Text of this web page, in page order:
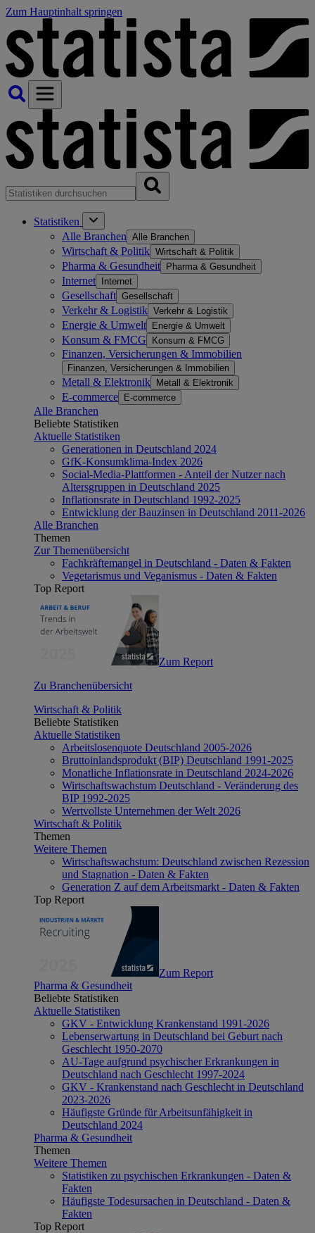
Zum Hauptinhalt springen
Statistiken
Alle Branchen Alle Branchen
Wirtschaft & Politik Wirtschaft & Politik
Pharma & Gesundheit Pharma & Gesundheit
Internet Internet
Gesellschaft Gesellschaft
Verkehr & Logistik Verkehr & Logistik
Energie & Umwelt Energie & Umwelt
Konsum & FMCG Konsum & FMCG
Finanzen, Versicherungen & Immobilien
Finanzen, Versicherungen & Immobilien
Metall & Elektronik Metall & Elektronik
E-commerce E-commerce
Alle Branchen
Beliebte Statistiken
Aktuelle Statistiken
Generationen in Deutschland 2024
GfK-Konsumklima-Index 2026
Social-Media-Plattformen - Anteil der Nutzer nach
Altersgruppen in Deutschland 2025
Inflationsrate in Deutschland 1992-2025
Entwicklung der Bauzinsen in Deutschland 2011-2026
Alle Branchen
Themen
Zur Themenübersicht
Fachkräftemangel in Deutschland - Daten & Fakten
Vegetarismus und Veganismus - Daten & Fakten
Top Report
Zum Report
Zu Branchenübersicht
Wirtschaft & Politik
Beliebte Statistiken
Aktuelle Statistiken
Arbeitslosenquote Deutschland 2005-2026
Bruttoinlandsprodukt (BIP) Deutschland 1991-2025
Monatliche Inflationsrate in Deutschland 2024-2026
Wirtschaftswachstum Deutschland - Veränderung des
BIP 1992-2025
Wertvollste Unternehmen der Welt 2026
Wirtschaft & Politik
Themen
Weitere Themen
Wirtschaftswachstum: Deutschland zwischen Rezession
und Stagnation - Daten & Fakten
Generation Z auf dem Arbeitsmarkt - Daten & Fakten
Top Report
Zum Report
Pharma & Gesundheit
Beliebte Statistiken
Aktuelle Statistiken
GKV - Entwicklung Krankenstand 1991-2026
Lebenserwartung in Deutschland bei Geburt nach
Geschlecht 1950-2070
AU-Tage aufgrund psychischer Erkrankungen in
Deutschland nach Geschlecht 1997-2024
GKV - Krankenstand nach Geschlecht in Deutschland
2023-2026
Häufigste Gründe für Arbeitsunfähigkeit in
Deutschland 2024
Pharma & Gesundheit
Themen
Weitere Themen
Statistiken zu psychischen Erkrankungen - Daten &
Fakten
Häufigste Todesursachen in Deutschland - Daten &
Fakten
Top Report